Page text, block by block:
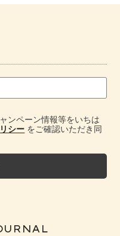
ンペーン情報等をいちは
シー をご確認いただき同